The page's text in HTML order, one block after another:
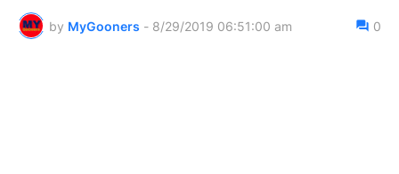
by MyGooners - 8/29/2019 06:51:00 am 0